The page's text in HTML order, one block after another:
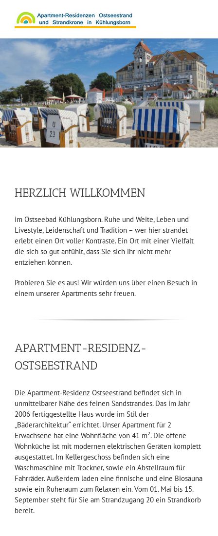
springen
HERZLICH WILLKOMMEN
im Ostseebad Kühlungsborn. Ruhe und Weite, Leben und
Livestyle, Leidenschaft und Tradition – wer hier strandet
erlebt einen Ort voller Kontraste. Ein Ort mit einer Vielfalt
die sich so gut anfühlt, dass Sie sich ihr nicht mehr
entziehen können.
Probieren Sie es aus! Wir würden uns über einen Besuch in
einem unserer Apartments sehr freuen.
APARTMENT-RESIDENZ-
OSTSEESTRAND
Die Apartment-Residenz Ostseestrand befindet sich in
unmittelbarer Nähe des feinen Sandstrandes. Das im Jahr
2006 fertiggestellte Haus wurde im Stil der
„Bäderarchitektur“ errichtet. Unser Apartment für 2
Erwachsene hat eine Wohnfläche von 41 m². Die offene
Wohnküche ist mit modernen elektrischen Geräten komplett
ausgestattet. Im Kellergeschoss befinden sich eine
Waschmaschine mit Trockner, sowie ein Abstellraum für
Fahrräder. Außerdem laden eine finnische und eine Biosauna
sowie ein Ruheraum zum Relaxen ein. Vom 01. Mai bis 15.
September steht für Sie am Strandzugang 20 ein Strandkorb
bereit.